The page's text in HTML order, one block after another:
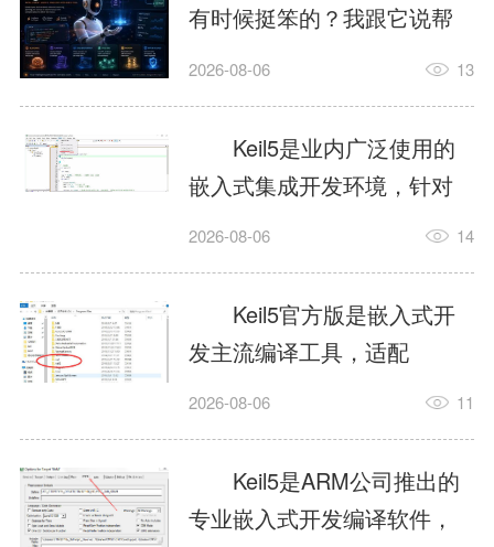
有时候挺笨的？我跟它说帮
我订个明天早上的闹钟，它
这样？因为AI，就是个只会
耍嘴皮子的书呆子。它脑子
里有海量知识，但没有真正
激发出来实力。而
AgentSkill，就是给AI大脑装
上的一双机械手，它真的能
解决很多问题。1什么是
AgentSkillSkill指...
2026-08-06 13
Keil5是业内广泛使用的
嵌入式集成开发环境，针对
ARM、51内核单片机提供编
力，代码编译稳定，调试工
具成熟，大量开源项目基于
该平台开发。新项目需要单
独下载对应芯片支持包，新
手配置难度较高，正版商业
授权费用不菲，未授权版本
存在程序容量限制，适合硬
2026-08-06 14
Keil5官方版是嵌入式开
发主流编译工具，适配
STM32、51单片机等多款芯
在线调试、代码仿真，兼容
众多厂商芯片安装包。软件
需要手动添加器件库，初次
2026-08-06 11
Keil5是ARM公司推出的
专业嵌入式开发编译软件，